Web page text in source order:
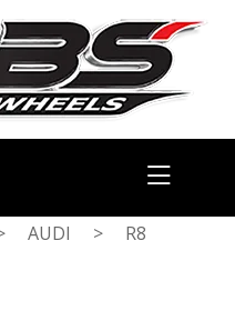
AUDI > R8